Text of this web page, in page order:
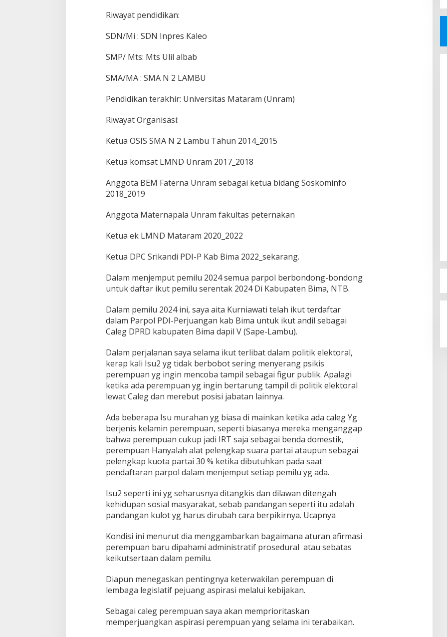
Riwayat pendidikan:
SDN/Mi : SDN Inpres Kaleo
SMP/ Mts: Mts Ulil albab
SMA/MA : SMA N 2 LAMBU
Pendidikan terakhir: Universitas Mataram (Unram)
Riwayat Organisasi:
Ketua OSIS SMA N 2 Lambu Tahun 2014_2015
Ketua komsat LMND Unram 2017_2018
Anggota BEM Faterna Unram sebagai ketua bidang Soskominfo
2018_2019
Anggota Maternapala Unram fakultas peternakan
Ketua ek LMND Mataram 2020_2022
Ketua DPC Srikandi PDI-P Kab Bima 2022_sekarang.
Dalam menjemput pemilu 2024 semua parpol berbondong-bondong
untuk daftar ikut pemilu serentak 2024 Di Kabupaten Bima, NTB.
Dalam pemilu 2024 ini, saya aita Kurniawati telah ikut terdaftar
dalam Parpol PDI-Perjuangan kab Bima untuk ikut andil sebagai
Caleg DPRD kabupaten Bima dapil V (Sape-Lambu).
Dalam perjalanan saya selama ikut terlibat dalam politik elektoral,
kerap kali Isu2 yg tidak berbobot sering menyerang psikis
perempuan yg ingin mencoba tampil sebagai figur publik. Apalagi
ketika ada perempuan yg ingin bertarung tampil di politik elektoral
lewat Caleg dan merebut posisi jabatan lainnya.
Ada beberapa Isu murahan yg biasa di mainkan ketika ada caleg Yg
berjenis kelamin perempuan, seperti biasanya mereka menganggap
bahwa perempuan cukup jadi IRT saja sebagai benda domestik,
perempuan Hanyalah alat pelengkap suara partai ataupun sebagai
pelengkap kuota partai 30 % ketika dibutuhkan pada saat
pendaftaran parpol dalam menjemput setiap pemilu yg ada.
Isu2 seperti ini yg seharusnya ditangkis dan dilawan ditengah
kehidupan sosial masyarakat, sebab pandangan seperti itu adalah
pandangan kulot yg harus dirubah cara berpikirnya. Ucapnya
Kondisi ini menurut dia menggambarkan bagaimana aturan afirmasi
perempuan baru dipahami administratif prosedural atau sebatas
keikutsertaan dalam pemilu.
Diapun menegaskan pentingnya keterwakilan perempuan di
lembaga legislatif pejuang aspirasi melalui kebijakan.
Sebagai caleg perempuan saya akan memprioritaskan
memperjuangkan aspirasi perempuan yang selama ini terabaikan.
Jelang Pesta Demokrasi,Caleg
Mendeklarasikan Diri Sebagai
Calon Anggoto DPRD Kabupaten
Di Politik |